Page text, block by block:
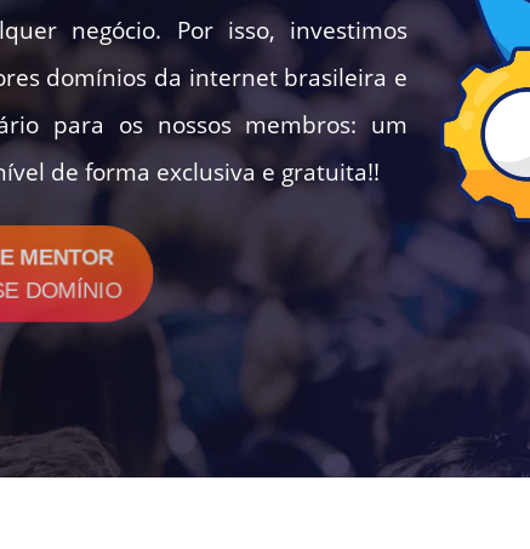
negócio. Por isso, investimos
domínios da internet brasileira e
para os nossos membros: um
de forma exclusiva e gratuita!!
MENTOR
DOMÍNIO